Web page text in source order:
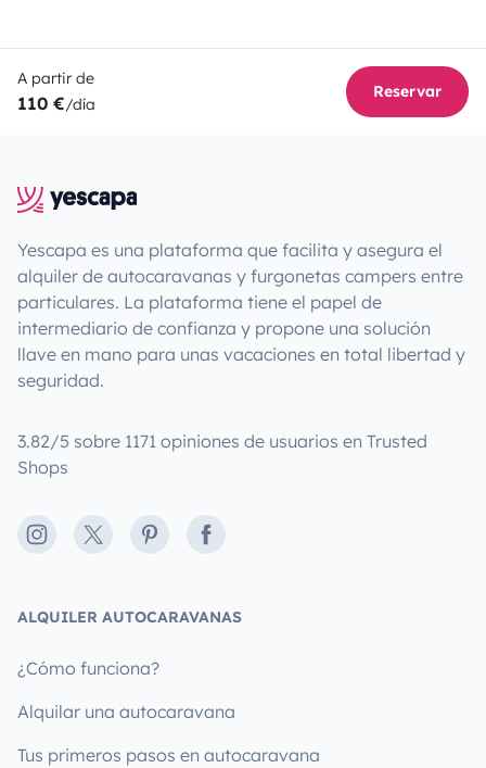
A partir de
110 €/día
Reservar
Yescapa es una plataforma que facilita y asegura el
alquiler de autocaravanas y furgonetas campers entre
particulares. La plataforma tiene el papel de
intermediario de confianza y propone una solución
llave en mano para unas vacaciones en total libertad y
seguridad.
3.82/5 sobre 1171 opiniones de usuarios en Trusted
Shops
Instagram
X PinterestFacebook
ALQUILER AUTOCARAVANAS
¿Cómo funciona?
Alquilar una autocaravana
Tus primeros pasos en autocaravana